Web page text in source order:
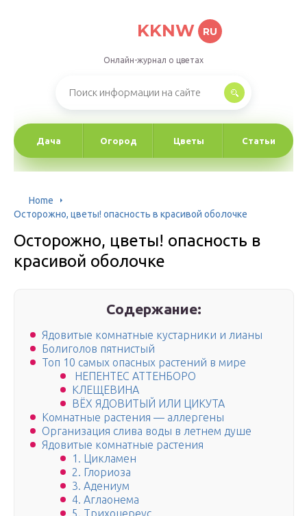
KKNW RU
Онлайн-журнал о цветах
Дача Огород Цветы Статьи
Home
Осторожно, цветы! опасность в красивой оболочке
Осторожно, цветы! опасность в
красивой оболочке
Содержание:
Ядовитые комнатные кустарники и лианы
Болиголов пятнистый
Топ 10 самых опасных растений в мире
НЕПЕНТЕС АТТЕНБОРО
КЛЕЩЕВИНА
ВЁХ ЯДОВИТЫЙ ИЛИ ЦИКУТА
Комнатные растения — аллергены
Организация слива воды в летнем душе
Ядовитые комнатные растения
1. Цикламен
2. Глориоза
3. Адениум
4. Аглаонема
5. Трихоцереус